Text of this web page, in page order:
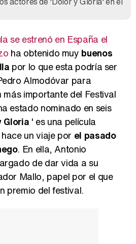
se estrenó en España el
ha obtenido muy buenos
por lo que esta podría ser
Almodóvar para
importante del Festival
estado nominado en seis
Gloria ' es una película
un viaje por el pasado
. En ella, Antonio
de dar vida a su
Mallo, papel por el que
premio del festival.